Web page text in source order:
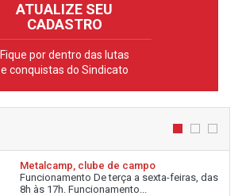
ATUALIZE SEU
CADASTRO
Fique por dentro das lutas
e conquistas do Sindicato
Metalcamp, clube de campo
Funcionamento De terça a sexta-feiras, das
8h às 17h. Funcionamento...